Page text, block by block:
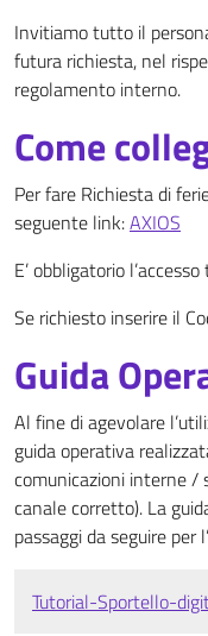
Invitiamo tutto il
futura richiesta, nel
regolamento interno.
Come
Per fare Richiesta di
seguente link:AXIOS
E’ obbligatorio
Se richiesto inserire il
Guida
Al fine di agevolare
guida operativa
comunicazioni interne /
canale corretto). La
passaggi da seguire per
Tutorial-Sportello-